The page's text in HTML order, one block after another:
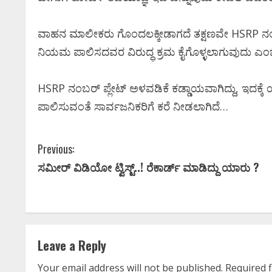
ವಾಹನ ಮಾಲೀಕರು ಗೊಂದಲಕ್ಕೀಡಾಗದೆ ತಕ್ಷಣವೇ
ನಿಯಮ ಪಾಲಿಸದವರ ವಿರುದ್ಧ ಕ್ರಮ ಕೈಗೊಳ್ಳಲಾಗುವುದು
HSRP ನಂಬರ್ ಪ್ಲೇಟ್ ಅಳವಡಿಕೆ ಕಡ್ಡಾಯವಾಗಿದ್ದು,
ಪಾಲಿಸುವಂತೆ ಸಾರ್ವಜನಿಕರಿಗೆ ಕರೆ ನೀಡಲಾಗಿದೆ…
C
o
i
Previous:
ಸಮೀರ್‌ ವಿಡಿಯೋ ಟ್ವಿಸ್ಟ್‌..! ರೆಕಾರ್ಡ್‌ ಮಾಡಿದ್ದು ಯಾರು ?
Leave a Reply
Your email address will not be published. Required
ಕನ್ನಡ ಚಿತ್ರರಂಗಕ್ಕೆ
ಆಘಾತ; ʻಹಿಟ್ಲರ್
ನಟನ ದುರಂತ
Ashitha S May 13, 2026